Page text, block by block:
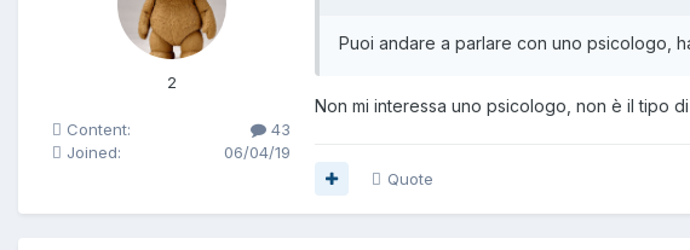
2
Content:
43
Joined:
06/04/19
Puoi andare a parlare con uno psicologo,
Non mi interessa uno psicologo, non è il tipo
Quote